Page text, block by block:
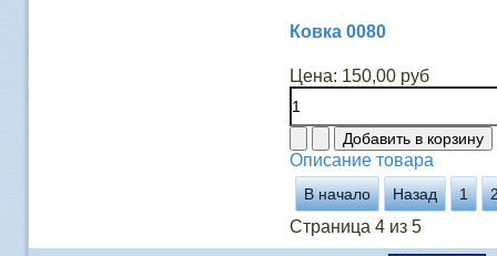
Ковка 0080
Цена: 150,00 руб
Описание товара
В начало Назад 1
Страница 4 из 5